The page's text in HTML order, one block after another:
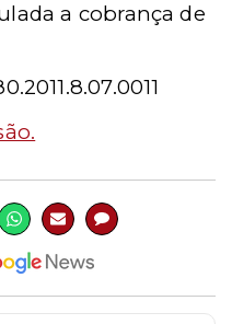
a cobrança de